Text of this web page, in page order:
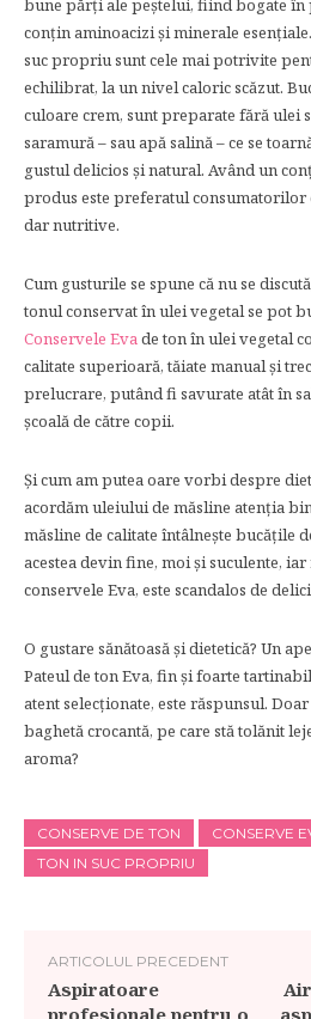
bune părți ale peștelui, fiind bogate în
conțin aminoacizi și minerale
suc propriu sunt cele mai potrivite
echilibrat, la un nivel caloric scăzut.
culoare crem, sunt preparate fără ulei
saramură – sau apă salină – ce se
gustul delicios și natural. Având un
produs este preferatul consumatorilor
dar nutritive.
Cum gusturile se spune că nu se
tonul conservat în ulei vegetal se pot
Conservele Evade ton în ulei vegetal
calitate superioară, tăiate manual și
prelucrare, putând fi savurate atât în
școală de către copii.
Și cum am putea oare vorbi despre
acordăm uleiului de măsline atenția
măsline de calitate întâlnește bucățile
acestea devin fine, moi și suculente,
conservele Eva, este scandalos de
O gustare sănătoasă și dietetică? Un
Pateul de ton Eva, fin și foarte
atent selecționate, este răspunsul.
baghetă crocantă, pe care stă tolănit
aroma?
CONSERVE DE TON
CONSERVE
TON IN SUC PROPRIU
ARTICOLUL PRECEDENT
Aspiratoare
profesionale pentru o